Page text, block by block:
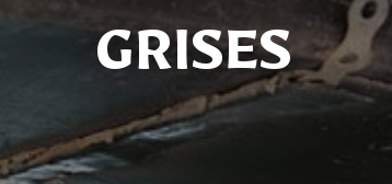
GRISES